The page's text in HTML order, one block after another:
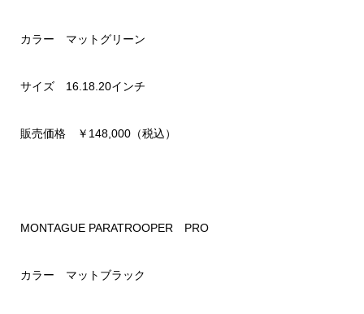
カラー マットグリーン
サイズ 16.18.20インチ
販売価格 ￥148,000（税込）
MONTAGUE PARATROOPER PRO
カラー マットブラック